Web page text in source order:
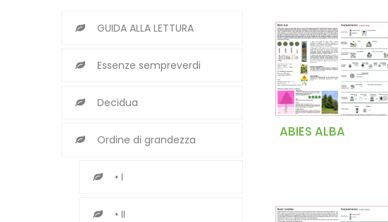
ABIES ALBA
GUIDA ALLA LETTURA
Essenze sempreverdi
Decidua
Ordine di grandezza
• I
• II